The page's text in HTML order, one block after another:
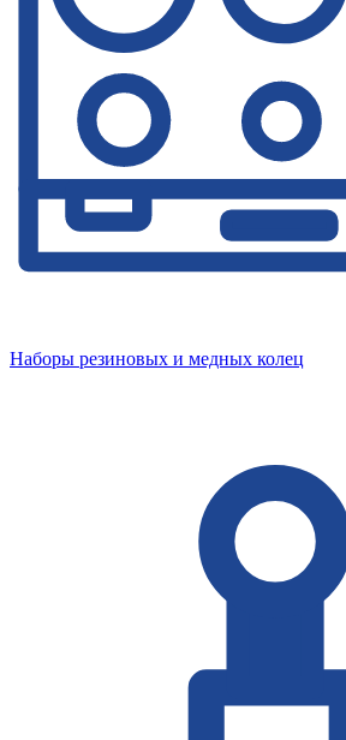
Наборы резиновых и медных колец